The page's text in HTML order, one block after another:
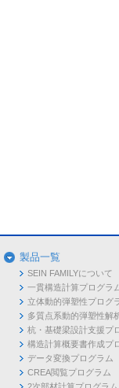
製品一覧
SEIN FAMILYについて
一貫構造計算プログラ
立体動的弾塑性プログ
多質点系動的弾塑性解
杭・基礎梁設計支援プ
構造計算概要書作成プ
データ変換プログラム
CREA閲覧プログラム